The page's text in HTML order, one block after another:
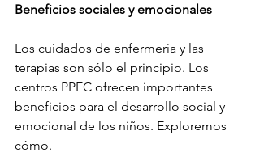
Beneficios sociales y emocionales
Los cuidados de enfermería y las
terapias son sólo el principio. Los
centros PPEC ofrecen importantes
beneficios para el desarrollo social y
emocional de los niños. Exploremos
cómo.